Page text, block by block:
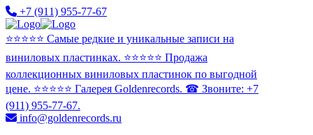
+7 (911) 955-77-67
⭐️⭐️⭐️⭐️⭐️ Самые редкие и уникальные записи на
виниловых пластинках. ⭐️⭐️⭐️⭐️⭐️ Продажа
коллекционных виниловых пластинок по выгодной
цене. ⭐️⭐️⭐️⭐️⭐️ Галерея Goldenrecords. ☎ Звоните: +7
(911) 955-77-67.
info@goldenrecords.ru